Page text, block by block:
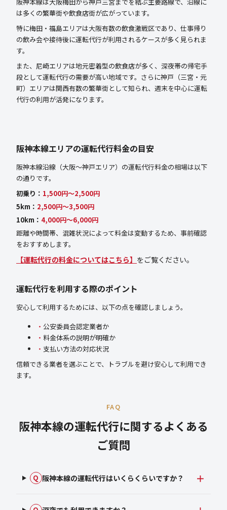
は多くの繁華街や飲食店街が広がっています。
特に梅田・福島エリアは大阪有数の飲食激戦区であり、仕事帰り
の飲み会や接待後に運転代行が利用されるケースが多く見られま
す。
また、尼崎エリアは地元密着型の飲食店が多く、深夜帯の帰宅手
段として運転代行の需要が高い地域です。さらに神戸（三宮・元
町）エリアは関西有数の繁華街として知られ、週末を中心に運転
代行の利用が活発になります。
阪神本線エリアの運転代行料金の目安
阪神本線沿線（大阪〜神戸エリア）の運転代行料金の相場は以下
の通りです。
初乗り： 1,500円〜2,500円
5km： 2,500円〜3,500円
10km： 4,000円〜6,000円
距離や時間帯、混雑状況によって料金は変動するため、事前確認
をおすすめします。
【運転代行の料金についてはこちら】 をご覧ください。
運転代行を利用する際のポイント
安心して利用するためには、以下の点を確認しましょう。
公安委員会認定業者か
料金体系の説明が明確か
支払い方法の対応状況
信頼できる業者を選ぶことで、トラブルを避け安心して利用でき
ます。
FAQ
阪神本線の運転代行に関するよくある
ご質問
Q 阪神本線の運転代行はいくらくらいですか？